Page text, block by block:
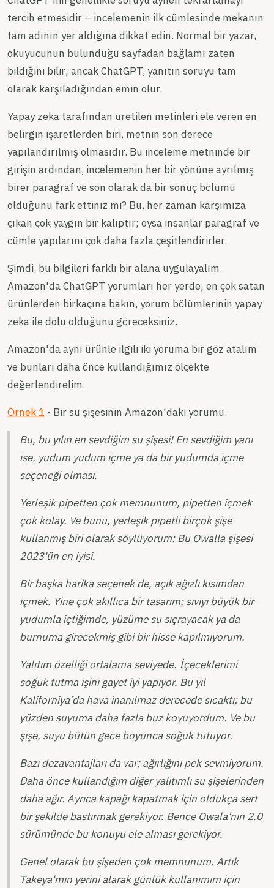
tercih etmesidir – incelemenin ilk cümlesinde mekanın
tam adının yer aldığına dikkat edin. Normal bir yazar,
okuyucunun bulunduğu sayfadan bağlamı zaten
bildiğini bilir; ancak ChatGPT, yanıtın soruyu tam
olarak karşıladığından emin olur.
Yapay zeka tarafından üretilen metinleri ele veren en
belirgin işaretlerden biri, metnin son derece
yapılandırılmış olmasıdır. Bu inceleme metninde bir
girişin ardından, incelemenin her bir yönüne ayrılmış
birer paragraf ve son olarak da bir sonuç bölümü
olduğunu fark ettiniz mi? Bu, her zaman karşımıza
çıkan çok yaygın bir kalıptır; oysa insanlar paragraf ve
cümle yapılarını çok daha fazla çeşitlendirirler.
Şimdi, bu bilgileri farklı bir alana uygulayalım.
Amazon'da ChatGPT yorumları her yerde; en çok satan
ürünlerden birkaçına bakın, yorum bölümlerinin yapay
zeka ile dolu olduğunu göreceksiniz.
Amazon'da aynı ürünle ilgili iki yoruma bir göz atalım
ve bunları daha önce kullandığımız ölçekte
değerlendirelim.
Örnek 1 - Bir su şişesinin Amazon'daki yorumu.
Bu, bu yılın en sevdiğim su şişesi! En sevdiğim yanı
ise, yudum yudum içme ya da bir yudumda içme
seçeneği olması.
Yerleşik pipetten çok memnunum, pipetten içmek
çok kolay. Ve bunu, yerleşik pipetli birçok şişe
kullanmış biri olarak söylüyorum: Bu Owalla şişesi
2023'ün en iyisi.
Bir başka harika seçenek de, açık ağızlı kısımdan
içmek. Yine çok akıllıca bir tasarım; sıvıyı büyük bir
yudumla içtiğimde, yüzüme su sıçrayacak ya da
burnuma girecekmiş gibi bir hisse kapılmıyorum.
Yalıtım özelliği ortalama seviyede. İçeceklerimi
soğuk tutma işini gayet iyi yapıyor. Bu yıl
Kaliforniya’da hava inanılmaz derecede sıcaktı; bu
yüzden suyuma daha fazla buz koyuyordum. Ve bu
şişe, suyu bütün gece boyunca soğuk tutuyor.
Bazı dezavantajları da var; ağırlığını pek sevmiyorum.
Daha önce kullandığım diğer yalıtımlı su şişelerinden
daha ağır. Ayrıca kapağı kapatmak için oldukça sert
bir şekilde bastırmak gerekiyor. Bence Owala’nın 2.0
sürümünde bu konuyu ele alması gerekiyor.
Genel olarak bu şişeden çok memnunum. Artık
Takeya'mın yerini alarak günlük kullanımım için